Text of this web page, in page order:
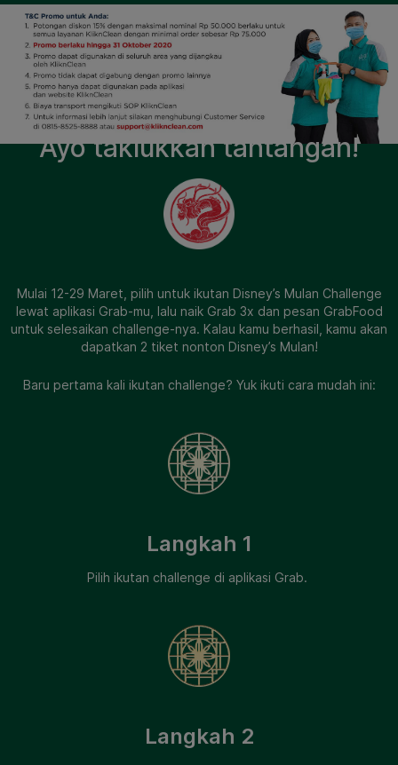
Ayo taklukkan tantangan!
Mulai 12-29 Maret, pilih untuk ikutan Disney’s Mulan Challenge
lewat aplikasi Grab-mu, lalu naik Grab 3x dan pesan GrabFood
untuk selesaikan challenge-nya. Kalau kamu berhasil, kamu akan
dapatkan 2 tiket nonton Disney’s Mulan!
Baru pertama kali ikutan challenge? Yuk ikuti cara mudah ini:
Langkah 1
Pilih ikutan challenge di aplikasi Grab.
Langkah 2